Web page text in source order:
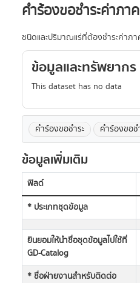
คำร้องขอชำระค่าภา
ชนิดและปริมาณแร่ที่ต้องชำระค่าภ
ข้อมูลและทรัพยากร
This dataset has no data
คำร้องขอชำระ คำร้องขอช
ข้อมูลเพิ่มเติม
ฟิลด์
* ประเภทชุดข้อมูล
ยินยอมให้นำชื่อชุดข้อมูลไปใช้ที่
GD-Catalog
* ชื่อฝ่ายงานสำหรับติดต่อ